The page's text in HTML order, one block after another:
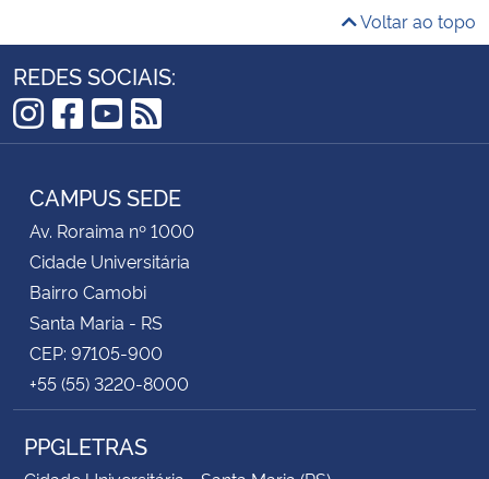
Voltar ao topo
REDES SOCIAIS:
Instagram
Facebook
YouTube
RSS
CAMPUS SEDE
Av. Roraima nº 1000
Cidade Universitária
Bairro Camobi
Santa Maria - RS
CEP: 97105-900
+55 (55) 3220-8000
PPGLETRAS